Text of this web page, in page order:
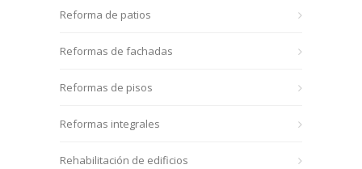
Reforma de patios
Reformas de fachadas
Reformas de pisos
Reformas integrales
Rehabilitación de edificios